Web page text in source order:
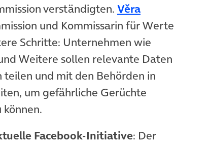
verständigten. Věra
und Kommissarin für Werte
Tab)
Schritte: Unternehmen wie
Weitere sollen relevante Daten
und mit den Behörden in
um gefährliche Gerüchte
können.
Facebook-Initiative: Der